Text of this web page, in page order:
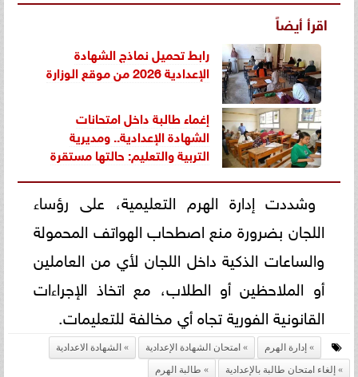
اقرأ أيضاً
رابط تحميل نماذج الشهادة
الإعدادية 2026 من موقع الوزارة
إغماء طالبة داخل امتحانات
الشهادة الإعدادية.. ومديرية
التربية والتعليم: حالتها مستقرة
وشددت إدارة الهرم التعليمية، على رؤساء
اللجان بضرورة منع اصطحاب الهواتف المحمولة
والساعات الذكية داخل اللجان لأي من العاملين
أو الملاحظين أو الطلاب، مع اتخاذ الإجراءات
القانونية الفورية تجاه أي مخالفة للتعليمات.
إدارة الهرم امتحان الشهادة الإعدادية
الشهادة الاعدادية
إلغاء امتحان طالبة بالإعدادية
طالبة الهرم